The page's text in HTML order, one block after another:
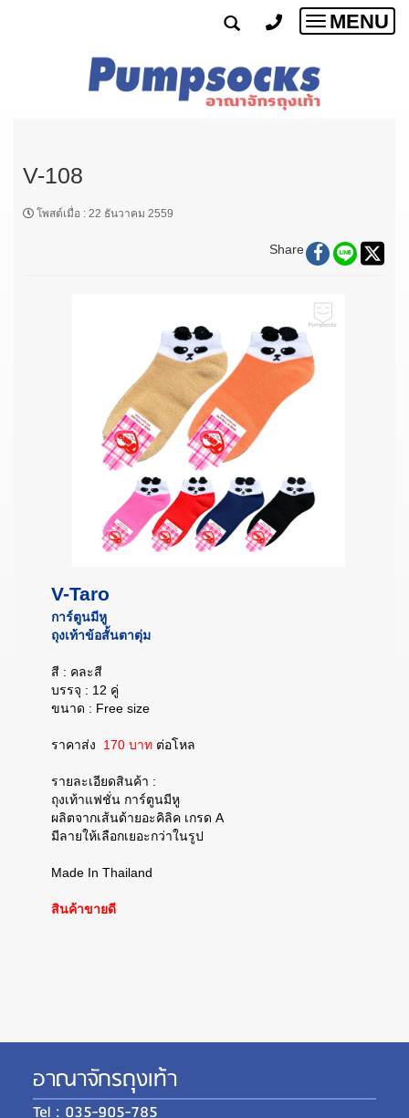
Toggle
MENU
V-108
โพสต์เมื่อ : 22 ธันวาคม 2559
Share
V-Taro
การ์ตูนมีหู
ถุงเท้าข้อสั้นตาตุ่ม
สี : คละสี
บรรจุ : 12 คู่
ขนาด : Free size
ราคาส่ง 170 บาท ต่อโหล
รายละเอียดสินค้า :
ถุงเท้าแฟชั่น การ์ตูนมีหู
ผลิตจากเส้นด้ายอะคิลิค เกรด A
มีลายให้เลือกเยอะกว่าในรูป
Made In Thailand
สินค้าขายดี
อาณาจักรถุงเท้า
Tel : 035-905-785